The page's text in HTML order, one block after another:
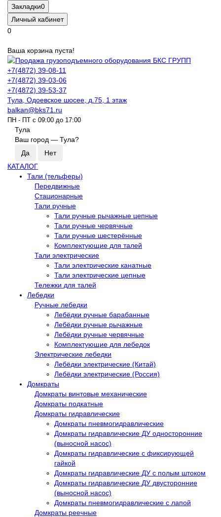
Закладки0
Личный кабинет
0
Ваша корзина пуста!
+7(4872) 39-08-11
+7(4872) 39-03-06
+7(4872) 39-53-37
Тула, Одоевское шосее, д.75, 1 этаж
balkan@bks71.ru
ПН - ПТ с 09:00 до 17:00
Тула
Ваш город — Тула?
КАТАЛОГ
Тали (тельферы)
Передвижные
Стационарные
Тали ручные
Тали ручные рычажные цепные
Тали ручные червячные
Тали ручные шестерённые
Комплектующие для талей
Тали электрические
Тали электрические канатные
Тали электрические цепные
Тележки для талей
Лебедки
Ручные лебедки
Лебёдки ручные барабанные
Лебёдки ручные рычажные
Лебёдки ручные червячные
Комплектующие для лебедок
Электрические лебедки
Лебёдки электрические (Китай)
Лебёдки электрические (Россия)
Домкраты
Домкраты винтовые механические
Домкраты подкатные
Домкраты гидравлические
Домкраты пневмогидравлические
Домкраты гидравлические ДУ односторонние
(выносной насос)
Домкраты гидравлические с фиксирующей
гайкой
Домкраты гидравлические ДУ c полым штоком
Домкраты гидравлические ДУ двусторонние
(выносной насос)
Домкраты пневмогидравлические с лапой
Домкраты реечные